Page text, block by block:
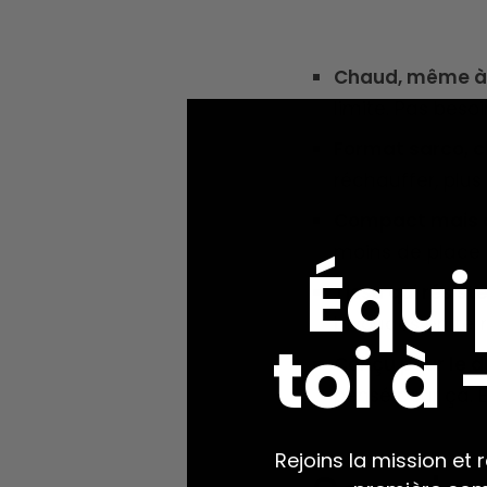
Chaud, même
moins de place
Tissu qui
bivouacs en
Conçu pour le
pensé pour ça.
toi à
Rejoins la mission et